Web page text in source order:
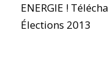
ENERGIE !
Élections 2013